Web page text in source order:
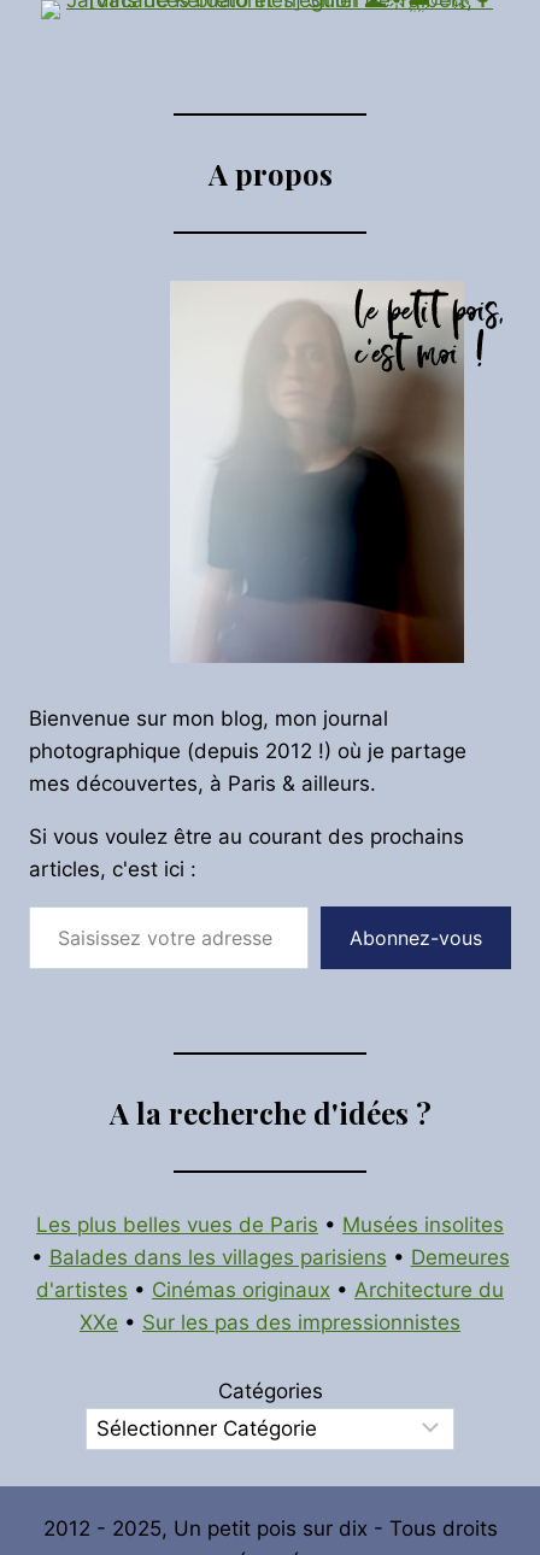
A propos
Bienvenue sur mon blog, mon journal
photographique (depuis 2012 !) où je partage
mes découvertes, à Paris & ailleurs.
Si vous voulez être au courant des prochains
articles, c'est ici :
Saisissez votre adresse e-mail…
Abonnez-vous
A la recherche d'idées ?
Les plus belles vues de Paris • Musées insolites
• Balades dans les villages parisiens • Demeures
d'artistes • Cinémas originaux • Architecture du
XXe • Sur les pas des impressionnistes
Catégories
2012 - 2025, Un petit pois sur dix - Tous droits